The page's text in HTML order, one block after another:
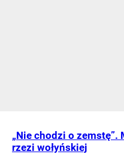
„Nie chodzi o
rzezi wołyńskiej